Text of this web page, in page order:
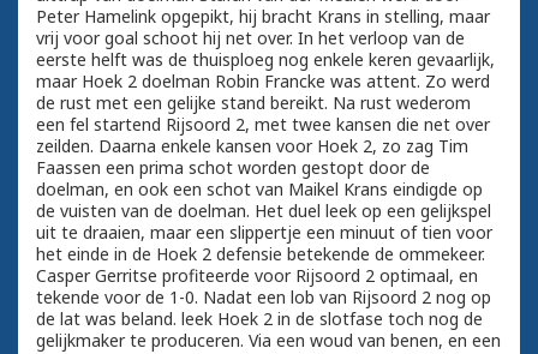
Peter Hamelink opgepikt, hij bracht Krans in stelling, maar
vrij voor goal schoot hij net over. In het verloop van de
eerste helft was de thuisploeg nog enkele keren gevaarlijk,
maar Hoek 2 doelman Robin Francke was attent. Zo werd
de rust met een gelijke stand bereikt. Na rust wederom
een fel startend Rijsoord 2, met twee kansen die net over
zeilden. Daarna enkele kansen voor Hoek 2, zo zag Tim
Faassen een prima schot worden gestopt door de
doelman, en ook een schot van Maikel Krans eindigde op
de vuisten van de doelman. Het duel leek op een gelijkspel
uit te draaien, maar een slippertje een minuut of tien voor
het einde in de Hoek 2 defensie betekende de ommekeer.
Casper Gerritse profiteerde voor Rijsoord 2 optimaal, en
tekende voor de 1-0. Nadat een lob van Rijsoord 2 nog op
de lat was beland. leek Hoek 2 in de slotfase toch nog de
gelijkmaker te produceren. Via een woud van benen, en een